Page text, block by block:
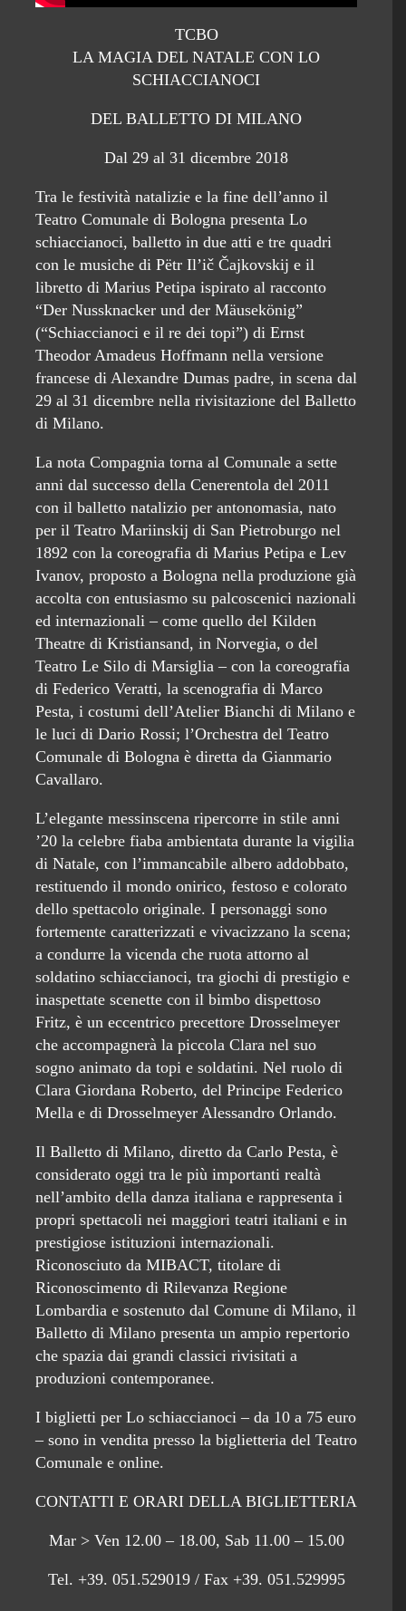
TCBO
LA MAGIA DEL NATALE CON LO
SCHIACCIANOCI
DEL BALLETTO DI MILANO
Dal 29 al 31 dicembre 2018
Tra le festività natalizie e la fine dell’anno il
Teatro Comunale di Bologna presenta Lo
schiaccianoci, balletto in due atti e tre quadri
con le musiche di Pëtr Il’ič Čajkovskij e il
libretto di Marius Petipa ispirato al racconto
“Der Nussknacker und der Mäusekönig”
(“Schiaccianoci e il re dei topi”) di Ernst
Theodor Amadeus Hoffmann nella versione
francese di Alexandre Dumas padre, in scena dal
29 al 31 dicembre nella rivisitazione del Balletto
di Milano.
La nota Compagnia torna al Comunale a sette
anni dal successo della Cenerentola del 2011
con il balletto natalizio per antonomasia, nato
per il Teatro Mariinskij di San Pietroburgo nel
1892 con la coreografia di Marius Petipa e Lev
Ivanov, proposto a Bologna nella produzione già
accolta con entusiasmo su palcoscenici nazionali
ed internazionali – come quello del Kilden
Theatre di Kristiansand, in Norvegia, o del
Teatro Le Silo di Marsiglia – con la coreografia
di Federico Veratti, la scenografia di Marco
Pesta, i costumi dell’Atelier Bianchi di Milano e
le luci di Dario Rossi; l’Orchestra del Teatro
Comunale di Bologna è diretta da Gianmario
Cavallaro.
L’elegante messinscena ripercorre in stile anni
’20 la celebre fiaba ambientata durante la vigilia
di Natale, con l’immancabile albero addobbato,
restituendo il mondo onirico, festoso e colorato
dello spettacolo originale. I personaggi sono
fortemente caratterizzati e vivacizzano la scena;
a condurre la vicenda che ruota attorno al
soldatino schiaccianoci, tra giochi di prestigio e
inaspettate scenette con il bimbo dispettoso
Fritz, è un eccentrico precettore Drosselmeyer
che accompagnerà la piccola Clara nel suo
sogno animato da topi e soldatini. Nel ruolo di
Clara Giordana Roberto, del Principe Federico
Mella e di Drosselmeyer Alessandro Orlando.
Il Balletto di Milano, diretto da Carlo Pesta, è
considerato oggi tra le più importanti realtà
nell’ambito della danza italiana e rappresenta i
propri spettacoli nei maggiori teatri italiani e in
prestigiose istituzioni internazionali.
Riconosciuto da MIBACT, titolare di
Riconoscimento di Rilevanza Regione
Lombardia e sostenuto dal Comune di Milano, il
Balletto di Milano presenta un ampio repertorio
che spazia dai grandi classici rivisitati a
produzioni contemporanee.
I biglietti per Lo schiaccianoci – da 10 a 75 euro
– sono in vendita presso la biglietteria del Teatro
Comunale e online.
CONTATTI E ORARI DELLA BIGLIETTERIA
Mar > Ven 12.00 – 18.00, Sab 11.00 – 15.00
Tel. +39. 051.529019 / Fax +39. 051.529995